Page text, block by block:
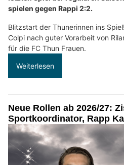
spielen gegen Rappi 2:2.
Blitzstart der Thunerinnen ins
Colpi nach guter Vorarbeit von
für die FC Thun Frauen.
Weiterlesen
Neue Rollen ab 2026/27:
Sportkoordinator, Rapp